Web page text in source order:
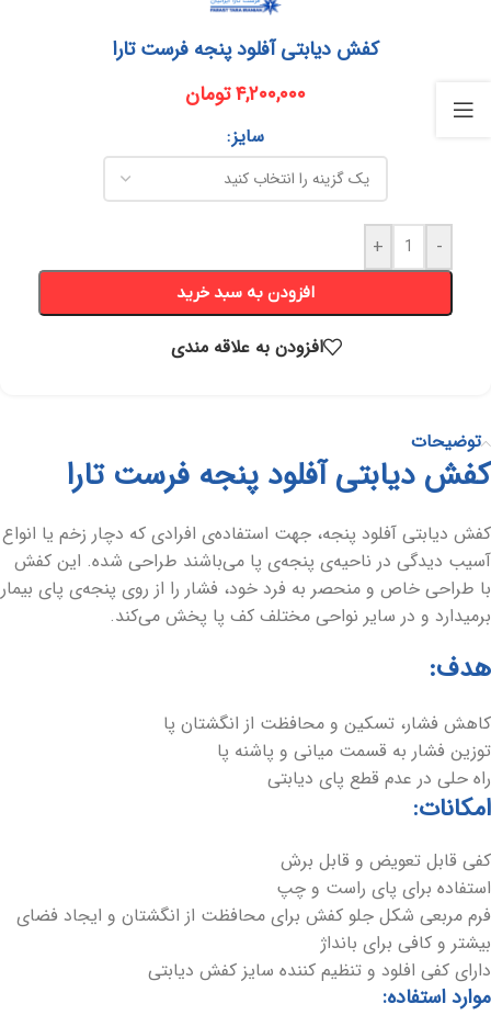
کفش دیابتی آفلود پنجه فرست تارا
۴,۲۰۰,۰۰۰تومان
سایز
-
+
افزودن به سبد خرید
افزودن به علاقه مندی
توضیحات
کفش دیابتی آفلود پنجه فرست تارا
کفش دیابتی آفلود پنجه، جهت استفاده‌ی افرادی که دچار زخم یا انواع
آسیب دیدگی در ناحیه‌ی پنجه‌ی پا می‌باشند طراحی شده. این کفش
با طراحی خاص و منحصر به فرد خود، فشار را از روی پنجه‌ی پای بیمار
برمیدارد و در سایر نواحی مختلف کف پا پخش می‌کند.
هدف:
کاهش فشار، تسکین و محافظت از انگشتان پا
توزین فشار به قسمت میانی و پاشنه پا
راه حلی در عدم قطع پای دیابتی
امکانات:
کفی قابل تعویض و قابل برش
استفاده برای پای راست و چپ
فرم مربعی شکل جلو کفش برای محافظت از انگشتان و ایجاد فضای
بیشتر و کافی برای بانداژ
دارای کفی افلود و تنظیم کننده سایز کفش دیابتی
موارد استفاده: